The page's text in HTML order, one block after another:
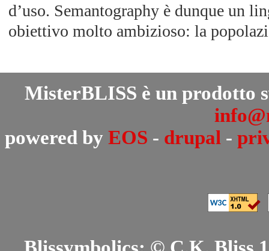
d’uso. Semantography è dunque un
obiettivo molto ambizioso: la
MisterBLISS è un prodotto
powered by EOS - drupal -